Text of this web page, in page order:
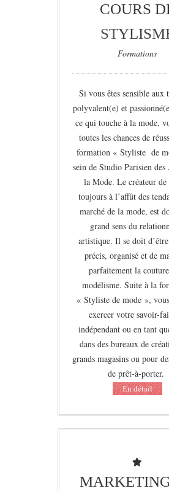
COURS
Formations
Si vous êtes sensible aux
polyvalent(e) et
ce qui touche à la mode,
toutes les chances de
formation « Styliste de
sein de Studio Parisien des
la Mode. Le créateur de
toujours à l’affût des
marché de la mode, est
grand sens du
artistique. Il se doit
précis, organisé et de
parfaitement la
modélisme. Suite à la
« Styliste de mode »,
exercer votre savoir-
indépendant ou en tant
dans des bureaux de
grands magasins ou pour
de prêt-à-porter.
Еn détail